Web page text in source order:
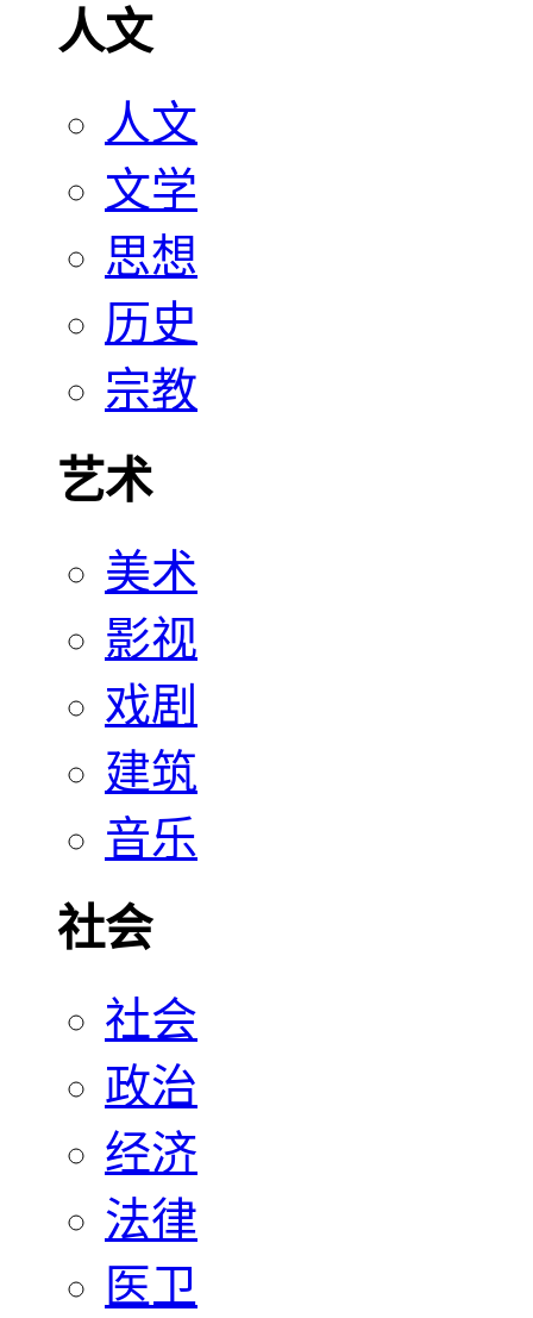
人文
人文
文学
思想
历史
宗教
艺术
美术
影视
戏剧
建筑
音乐
社会
社会
政治
经济
法律
医卫